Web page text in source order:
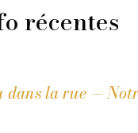
récentes
dans la rue —